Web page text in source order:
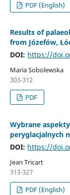
PDF (English)
Results of
from Józefów,
DOI: https://
Maria Sobolewska
303-312
PDF
Wybrane
peryglacjalnych
DOI: https://
Jean Tricart
313-327
PDF (English)